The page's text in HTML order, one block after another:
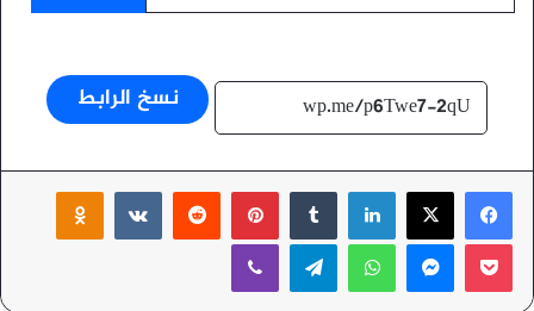
نسخ الرابط
فيسبوك
‫X لينكدإن بينتيريست
‫Pocketماسنجرواتسابتيلقرامڤايبر